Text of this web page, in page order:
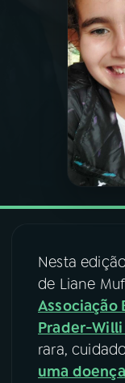
PODCASTS
ÚLTIMAS
FESTIVAL
YouTube
Instagram
TikTok
Nesta
de Liane
Associação
Prader-Willi
rara,
uma